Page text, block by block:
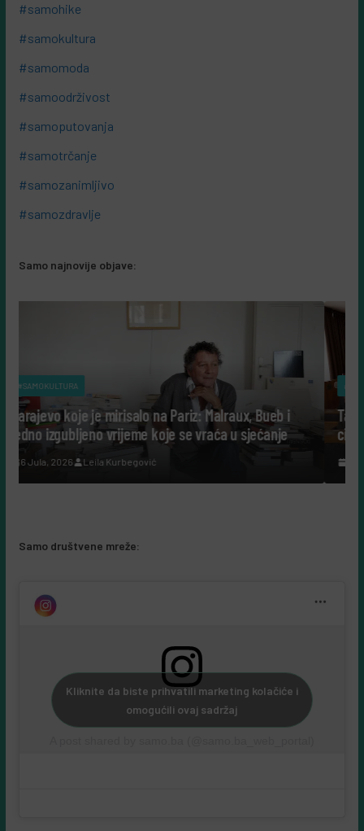
#samohike
#samokultura
#samomoda
#samoodrživost
#samoputovanja
#samotrčanje
#samozanimljivo
#samozdravlje
Samo najnovije objave:
Pariz: Malraux, Bueb i
se vraća u sjećanje
#SAMOKULTURA
Tako su govorili: Šta nam
cijeli život posvetili nauci?
Leila Kurbegović
Samo društvene mreže:
Kliknite da biste prihvatili marketing kolačiće i
omogućili ovaj sadržaj